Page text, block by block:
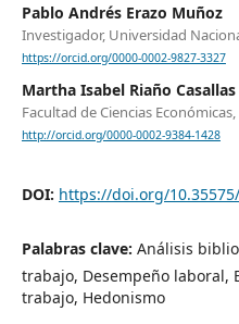
Pablo Andrés Erazo Muñoz
Investigador, Universidad
https://orcid.org/0000-0002-9827-3327
Martha Isabel Riaño Casallas
Facultad de Ciencias
http://orcid.org/0000-0002-9384-1428
DOI: https://doi.org/
Palabras clave: Análisis
trabajo, Desempeño laboral,
trabajo, Hedonismo